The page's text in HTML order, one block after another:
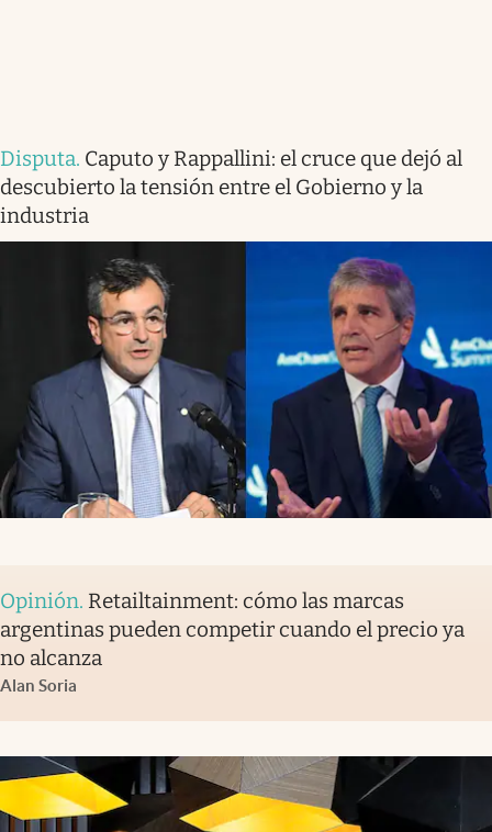
Disputa. Caputo y Rappallini: el cruce que dejó al
descubierto la tensión entre el Gobierno y la
industria
Opinión. Retailtainment: cómo las marcas
argentinas pueden competir cuando el precio ya
no alcanza
Alan Soria